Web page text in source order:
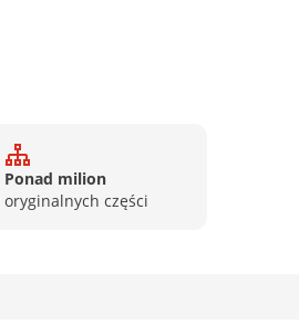
Ponad milion
oryginalnych części